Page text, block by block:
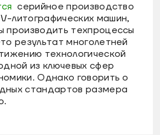
серийное производство
литографических машин,
производить техпроцессы
результат многолетней
технологической
из ключевых сфер
Однако говорить о
стандартов размера